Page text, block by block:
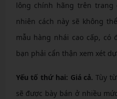
lông chính hãng trên trang
nhiên cách này sẽ không
mẫu hàng nhái cao cấp, có
bạn phải cẩn thận xem xét
Yếu tố thứ hai: Giá cả. Tùy
sẽ được bày bán ở nhiều